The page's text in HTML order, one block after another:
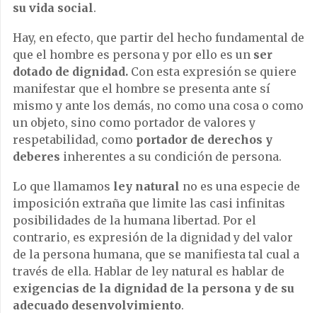
su vida social.
Hay, en efecto, que partir del hecho fundamental de
que el hombre es persona y por ello es un ser
dotado de dignidad. Con esta expresión se quiere
manifestar que el hombre se presenta ante sí
mismo y ante los demás, no como una cosa o como
un objeto, sino como portador de valores y
respetabilidad, como portador de derechos y
deberes inherentes a su condición de persona.
Lo que llamamos ley natural no es una especie de
imposición extraña que limite las casi infinitas
posibilidades de la humana libertad. Por el
contrario, es expresión de la dignidad y del valor
de la persona humana, que se manifiesta tal cual a
través de ella. Hablar de ley natural es hablar de
exigencias de la dignidad de la persona y de su
adecuado desenvolvimiento.